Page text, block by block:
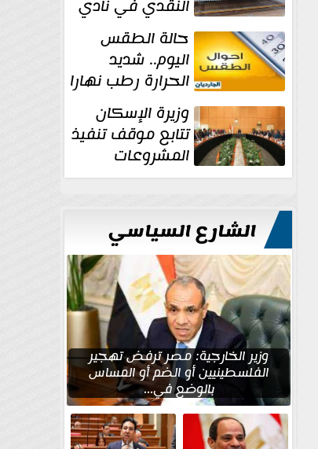
النقدي في نادي
أدب مصر الجديدة
حالة الطقس
اليوم.. شديد
الحرارة رطب نهارا
مائل للحرارة رطب
ليلا.. و... وزيرة الإسكان
تتابع موقف تنفيذ
المشروعات
والخطة
للتعميرالشارع السياسي
وزير الخارجية: مصر ترفض تهجير
الفلسطينيين أو الضم أو المساس
بالوضع في...